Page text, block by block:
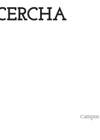
Campus